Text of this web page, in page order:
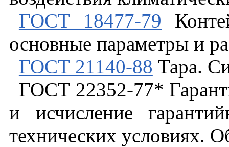
ГОСТ 18477-79
основные параметры и
ГОСТ 21140-88 Тара.
ГОСТ 22352-77*
и исчисление
технических условиях.